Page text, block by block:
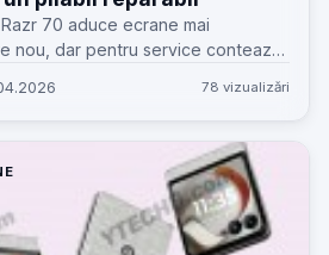
70 aduce ecrane mai
nou, dar pentru service contează
78 vizualizări